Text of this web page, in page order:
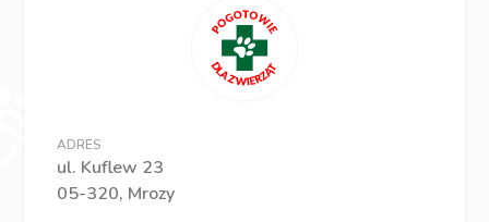
ADRES
ul. Kuflew 23
05-320, Mrozy